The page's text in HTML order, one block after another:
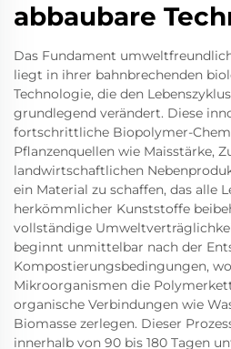
abbaubare
Das Fundament
liegt in ihrer bahnbrechenden
Technologie, die den
grundlegend verändert. Diese
fortschrittliche Biopolymer-
Pflanzenquellen wie Maisstärke,
landwirtschaftlichen
ein Material zu schaffen, das alle
herkömmlicher Kunststoffe
vollständige
beginnt unmittelbar nach der
Kompostierungsbedingungen,
Mikroorganismen die
organische Verbindungen wie
Biomasse zerlegen. Dieser
innerhalb von 90 bis 180 Tagen